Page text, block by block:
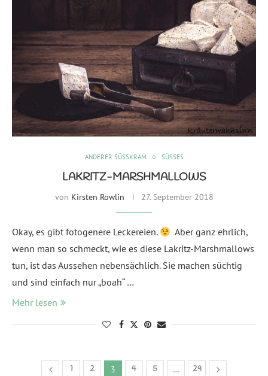
ANDERER SÜSSKRAM SÜSSES
LAKRITZ-MARSHMALLOWS
von Kirsten Rowlin 27. September 2018
Okay, es gibt fotogenere Leckereien.
Aber ganz ehrlich,
wenn man so schmeckt, wie es diese Lakritz-Marshmallows
tun, ist das Aussehen nebensächlich. Sie machen süchtig
und sind einfach nur „boah“ …
Mehr lesen
1 2 3 4 5 … 29